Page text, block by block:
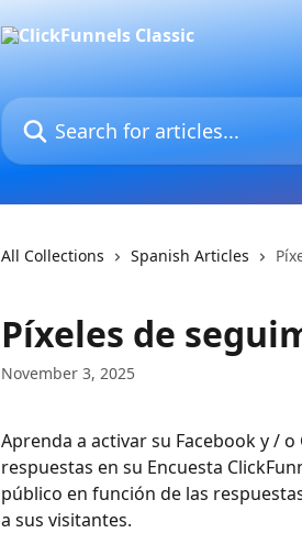
Search for articles...
All Collections Spanish Articles
Píxeles de
November 3, 2025
Aprenda a activar su Facebook y /
respuestas en su Encuesta
público en función de las
a sus visitantes.